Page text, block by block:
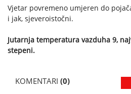
Vjetar povremeno umjeren do
i jak, sjeveroistočni.
Jutarnja temperatura vazduha 9,
stepeni.
KOMENTARI (0)